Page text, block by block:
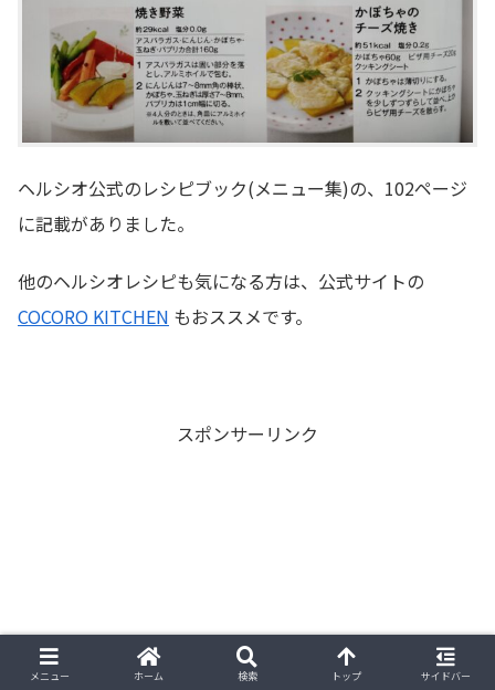
ヘルシオ公式のレシピブック(メニュー集)の、102ページ
に記載がありました。
他のヘルシオレシピも気になる方は、公式サイトの
COCORO KITCHEN もおススメです。
スポンサーリンク
メニュー ホーム 検索 トップ サイドバー